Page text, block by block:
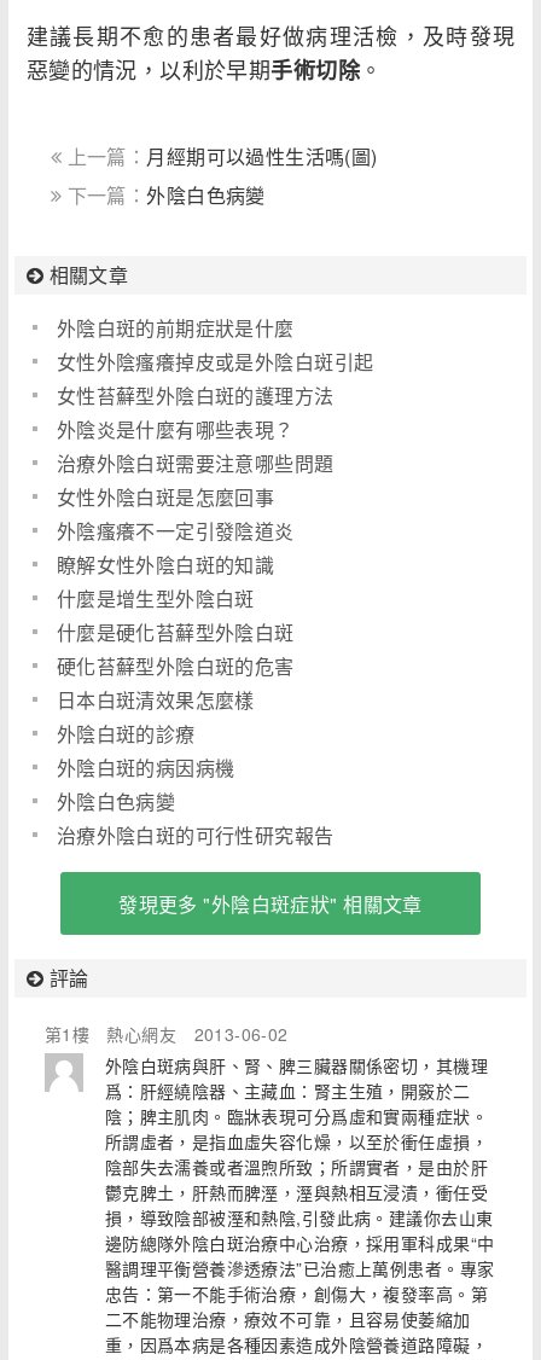
建議長期不愈的患者最好做病理活檢，及時發現
惡變的情況，以利於早期手術切除。
上一篇： 月經期可以過性生活嗎(圖)
下一篇：外陰白色病變
相關文章
外陰白斑的前期症狀是什麼
女性外陰瘙癢掉皮或是外陰白斑引起
女性苔蘚型外陰白斑的護理方法
外陰炎是什麼有哪些表現？
治療外陰白斑需要注意哪些問題
女性外陰白斑是怎麼回事
外陰瘙癢不一定引發陰道炎
瞭解女性外陰白斑的知識
什麼是增生型外陰白斑
什麼是硬化苔蘚型外陰白斑
硬化苔蘚型外陰白斑的危害
日本白斑清效果怎麼樣
外陰白斑的診療
外陰白斑的病因病機
外陰白色病變
治療外陰白斑的可行性研究報告
發現更多 "外陰白斑症狀" 相關文章
評論
第1樓 熱心網友
2013-06-02
外陰白斑病與肝、腎、脾三臟器關係密切，其機理
爲：肝經繞陰器、主藏血：腎主生殖，開竅於二
陰；脾主肌肉。臨牀表現可分爲虛和實兩種症狀。
所謂虛者，是指血虛失容化燥，以至於衝任虛損，
陰部失去濡養或者溫煦所致；所謂實者，是由於肝
鬱克脾土，肝熱而脾溼，溼與熱相互浸漬，衝任受
損，導致陰部被溼和熱陰,引發此病。建議你去山東
邊防總隊外陰白斑治療中心治療，採用軍科成果“中
醫調理平衡營養滲透療法”已治癒上萬例患者。專家
忠告：第一不能手術治療，創傷大，複發率高。第
二不能物理治療，療效不可靠，且容易使萎縮加
重，因爲本病是各種因素造成外陰營養道路障礙，